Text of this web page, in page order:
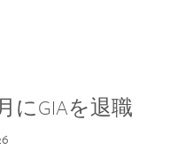
にGIAを退職